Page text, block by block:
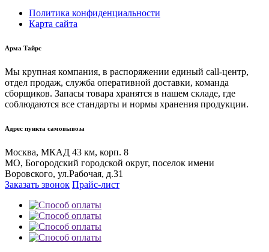
Политика конфиденциальности
Карта сайта
Арма Тайрс
Мы крупная компания, в распоряжении единый call-центр,
отдел продаж, служба оперативной доставки, команда
сборщиков. Запасы товара хранятся в нашем складе, где
соблюдаются все стандарты и нормы хранения продукции.
Адрес пункта самовывоза
Москва, МКАД 43 км, корп. 8
МО, Богородский городской округ, поселок имени
Воровского, ул.Рабочая, д.31
Заказать звонок Прайс-лист